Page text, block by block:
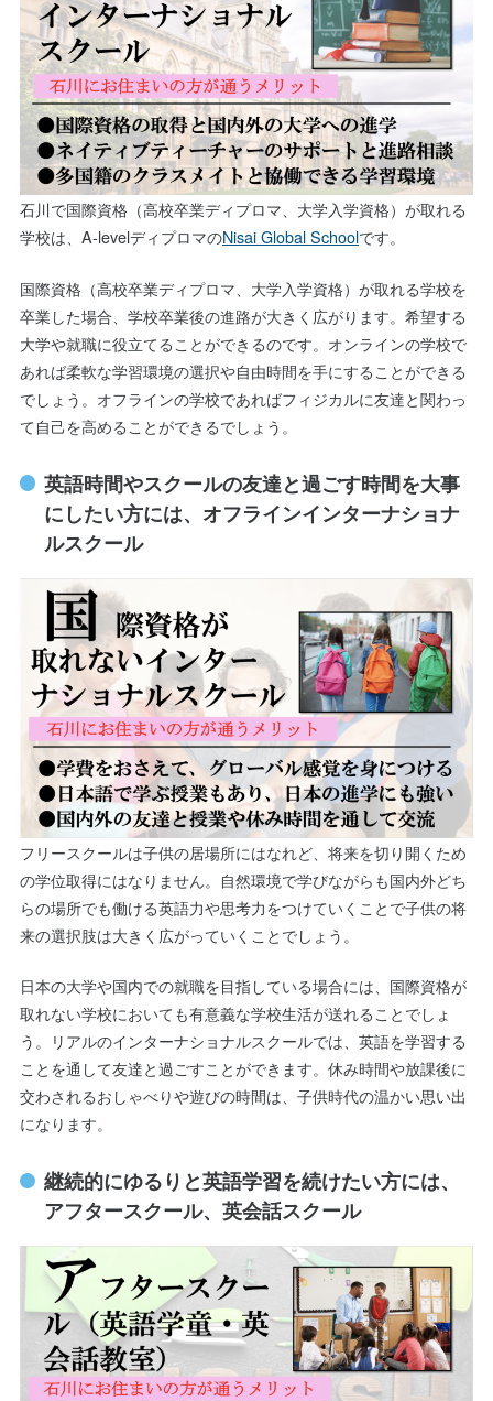
石川で国際資格（高校卒業ディプロマ、大学入学資格）が取れる
学校は、A-levelディプロマのNisai Global Schoolです。
国際資格（高校卒業ディプロマ、大学入学資格）が取れる学校を
卒業した場合、学校卒業後の進路が大きく広がります。希望する
大学や就職に役立てることができるのです。オンラインの学校で
あれば柔軟な学習環境の選択や自由時間を手にすることができる
でしょう。オフラインの学校であればフィジカルに友達と関わっ
て自己を高めることができるでしょう。
英語時間やスクールの友達と過ごす時間を大事
にしたい方には、オフラインインターナショナ
ルスクール
フリースクールは子供の居場所にはなれど、将来を切り開くため
の学位取得にはなりません。自然環境で学びながらも国内外どち
らの場所でも働ける英語力や思考力をつけていくことで子供の将
来の選択肢は大きく広がっていくことでしょう。
日本の大学や国内での就職を目指している場合には、国際資格が
取れない学校においても有意義な学校生活が送れることでしょ
う。リアルのインターナショナルスクールでは、英語を学習する
ことを通して友達と過ごすことができます。休み時間や放課後に
交わされるおしゃべりや遊びの時間は、子供時代の温かい思い出
になります。
継続的にゆるりと英語学習を続けたい方には、
アフタースクール、英会話スクール